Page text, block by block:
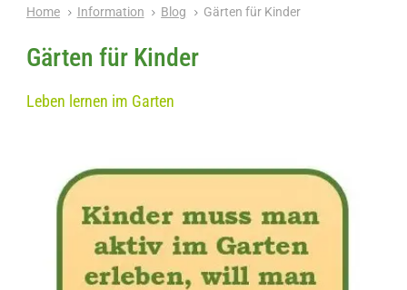
Home Information Blog Gärten für Kinder
Gärten für Kinder
Leben lernen im Garten